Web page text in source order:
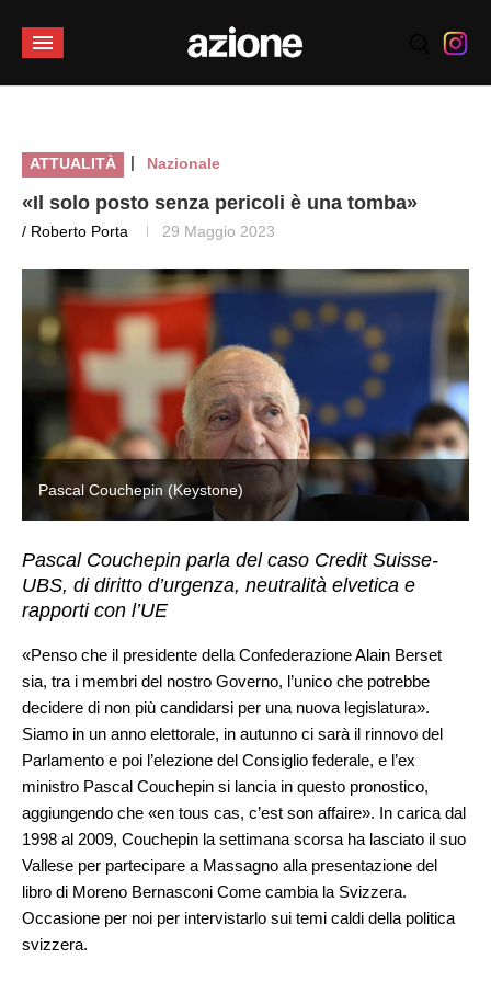
ATTUALITÀ | Nazionale
«Il solo posto senza pericoli è una tomba»
/ Roberto Porta 29 Maggio 2023
Pascal Couchepin (Keystone)
Pascal Couchepin parla del caso Credit Suisse-
UBS, di diritto d’urgenza, neutralità elvetica e
rapporti con l’UE
«Penso che il presidente della Confederazione Alain Berset
sia, tra i membri del nostro Governo, l’unico che potrebbe
decidere di non più candidarsi per una nuova legislatura».
Siamo in un anno elettorale, in autunno ci sarà il rinnovo del
Parlamento e poi l’elezione del Consiglio federale, e l’ex
ministro Pascal Couchepin si lancia in questo pronostico,
aggiungendo che «en tous cas, c’est son affaire». In carica dal
1998 al 2009, Couchepin la settimana scorsa ha lasciato il suo
Vallese per partecipare a Massagno alla presentazione del
libro di Moreno Bernasconi Come cambia la Svizzera.
Occasione per noi per intervistarlo sui temi caldi della politica
svizzera.